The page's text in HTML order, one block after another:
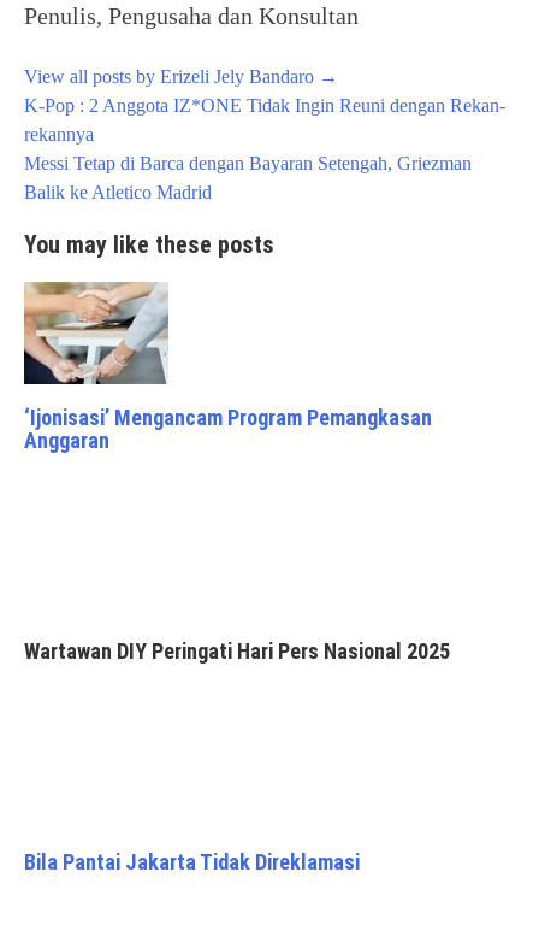
Penulis, Pengusaha dan Konsultan
View all posts by Erizeli Jely Bandaro →
Post
navigation
K-Pop : 2 Anggota IZ*ONE Tidak Ingin Reuni dengan Rekan-
rekannya
Messi Tetap di Barca dengan Bayaran Setengah, Griezman
Balik ke Atletico Madrid
You may like these posts
‘Ijonisasi’ Mengancam Program Pemangkasan
Anggaran
Wartawan DIY Peringati Hari Pers Nasional 2025
Bila Pantai Jakarta Tidak Direklamasi